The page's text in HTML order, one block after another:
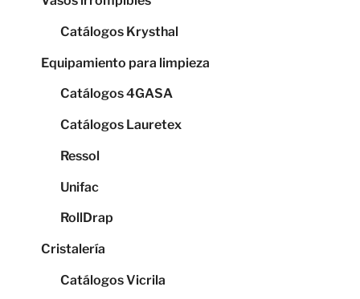
Catálogos Krysthal
Equipamiento para limpieza
Catálogos 4GASA
Catálogos Lauretex
Ressol
Unifac
RollDrap
Cristalería
Catálogos Vicrila